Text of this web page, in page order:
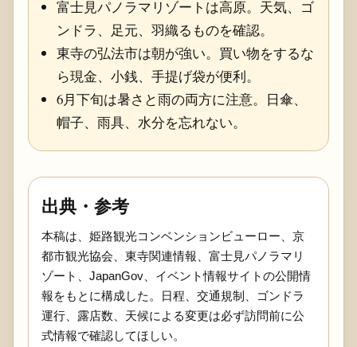
富士見パノラマリゾートは高原。天気、ゴ
ンドラ、足元、羽織るものを確認。
東寺の弘法市は朝が強い。買い物をするな
ら現金、小銭、手提げ袋が便利。
6月下旬は暑さと雨の両方に注意。日傘、
帽子、雨具、水分を忘れない。
出典・参考
本稿は、姫路観光コンベンションビューロー、京
都市観光協会、東寺関連情報、富士見パノラマリ
ゾート、JapanGov、イベント情報サイトの公開情
報をもとに構成した。日程、交通規制、ゴンドラ
運行、露店数、天候による変更は必ず訪問前に公
式情報で確認してほしい。